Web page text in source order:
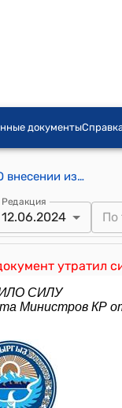
документы
Постановление Правительства КР от 4 августа 2016 года № 430 "О внесении изменения и дополнения в постановление Правительства Кыргызской Республики "Об утверждении Единого реестра (перечня) государственных услуг, оказываемых органами исполнительной власти, их структурными подразделениями и подведомственными учреждениями" от 10 февраля 2012 года № 85"
Редакция
12.06.2024
утратил